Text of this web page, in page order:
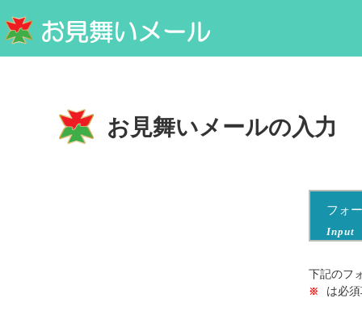
お見舞いメールの入力
フォ
Input
下記のフ
※ は必